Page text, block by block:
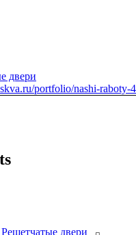
двери
portfolio/nashi-raboty-
Решетчатые двери